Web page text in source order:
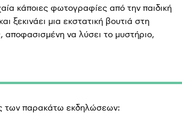
κάποιες φωτογραφίες από την παιδική
ξεκινάει μια εκστατική βουτιά στη
αποφασισμένη να λύσει το μυστήριο,
των παρακάτω εκδηλώσεων: